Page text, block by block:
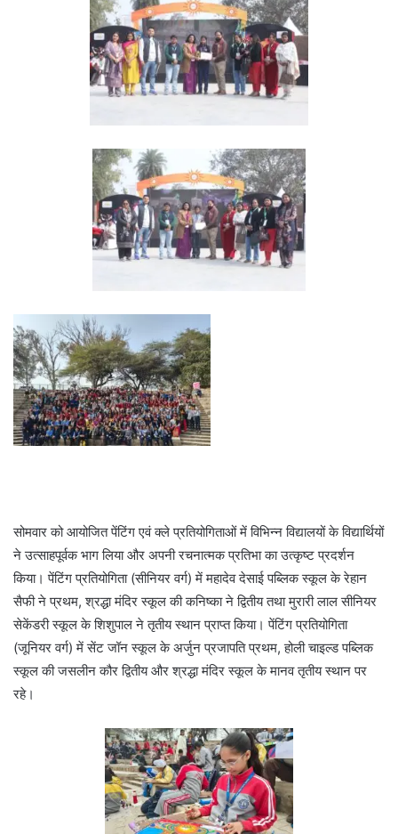
सोमवार को आयोजित पेंटिंग एवं क्ले प्रतियोगिताओं में विभिन्न विद्यालयों के विद्यार्थियों
ने उत्साहपूर्वक भाग लिया और अपनी रचनात्मक प्रतिभा का उत्कृष्ट प्रदर्शन
किया। पेंटिंग प्रतियोगिता (सीनियर वर्ग) में महादेव देसाई पब्लिक स्कूल के रेहान
सैफी ने प्रथम, श्रद्धा मंदिर स्कूल की कनिष्का ने द्वितीय तथा मुरारी लाल सीनियर
सेकेंडरी स्कूल के शिशुपाल ने तृतीय स्थान प्राप्त किया। पेंटिंग प्रतियोगिता
(जूनियर वर्ग) में सेंट जॉन स्कूल के अर्जुन प्रजापति प्रथम, होली चाइल्ड पब्लिक
स्कूल की जसलीन कौर द्वितीय और श्रद्धा मंदिर स्कूल के मानव तृतीय स्थान पर
रहे।